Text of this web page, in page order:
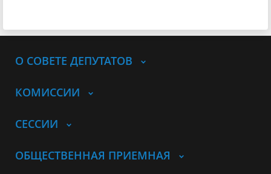
О СОВЕТЕ ДЕПУТАТОВ
КОМИССИИ
СЕССИИ
ОБЩЕСТВЕННАЯ ПРИЕМНАЯ